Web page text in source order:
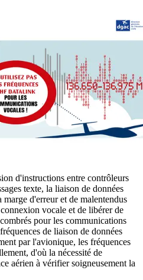
d'instructions entre contrôleurs
texte, la liaison de données
d'erreur et de malentendus
vocale et de libérer de
pour les communications
de liaison de données
par l'avionique, les fréquences
d'où la nécessité de
aérien à vérifier soigneusement la